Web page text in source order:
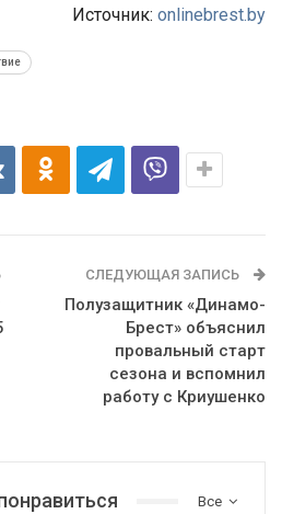
Источник: onlinebrest.by
СЛЕДУЮЩАЯ ЗАПИСЬ
Полузащитник «Динамо-
Брест» объяснил
провальный старт
сезона и вспомнил
работу с Криушенко
Все